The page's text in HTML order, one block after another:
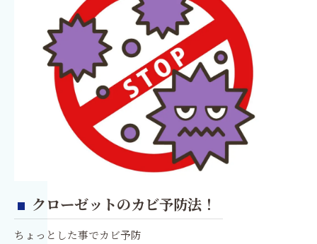
クローゼットのカビ予防法！
ちょっとした事でカビ予防